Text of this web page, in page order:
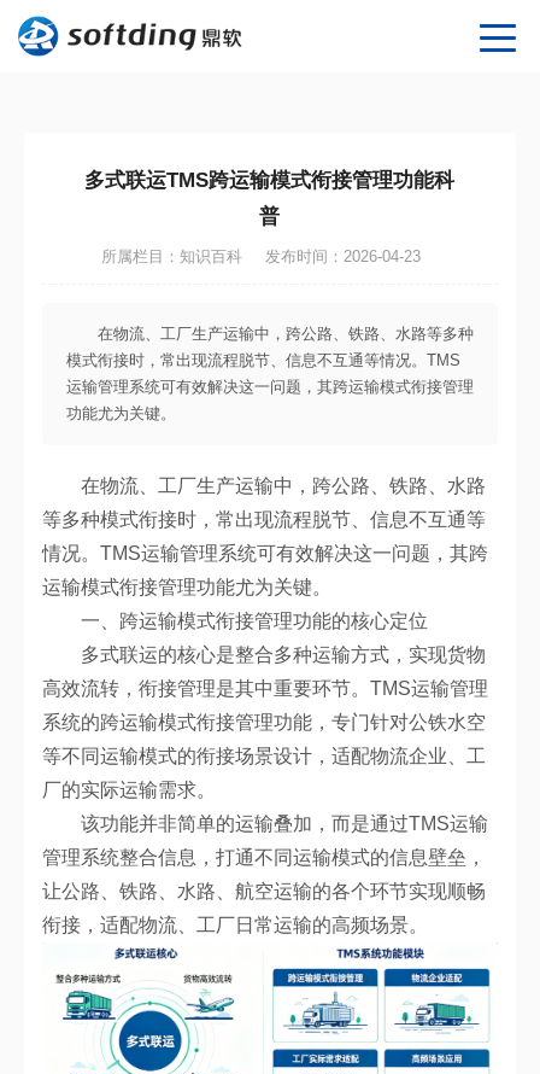
多式联运TMS跨运输模式衔接管理功能科
普
所属栏目：知识百科 发布时间：2026-04-23
在物流、工厂生产运输中，跨公路、铁路、水路等多种
模式衔接时，常出现流程脱节、信息不互通等情况。TMS
运输管理系统可有效解决这一问题，其跨运输模式衔接管理
功能尤为关键。
在物流、工厂生产运输中，跨公路、铁路、水路
等多种模式衔接时，常出现流程脱节、信息不互通等
情况。TMS运输管理系统可有效解决这一问题，其跨
运输模式衔接管理功能尤为关键。
一、跨运输模式衔接管理功能的核心定位
多式联运的核心是整合多种运输方式，实现货物
高效流转，衔接管理是其中重要环节。TMS运输管理
系统的跨运输模式衔接管理功能，专门针对公铁水空
等不同运输模式的衔接场景设计，适配物流企业、工
厂的实际运输需求。
该功能并非简单的运输叠加，而是通过TMS运输
管理系统整合信息，打通不同运输模式的信息壁垒，
让公路、铁路、水路、航空运输的各个环节实现顺畅
衔接，适配物流、工厂日常运输的高频场景。